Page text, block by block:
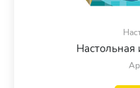
Настольная